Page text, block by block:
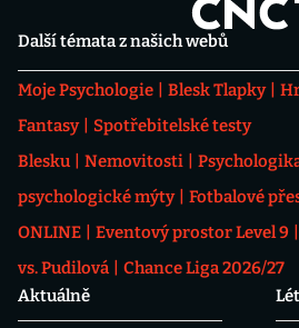
Další témata z našich webů
Moje Psychologie Blesk Tlapky
Fantasy
Spotřebitelské testy
Blesku
Nemovitosti
psychologické mýty
Fotbalové
ONLINE
Eventový prostor Level 9
vs. Pudilová
Chance Liga 2026/27
Aktuálně